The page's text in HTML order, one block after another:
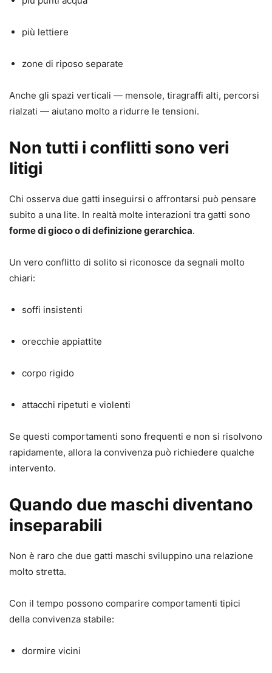
più lettiere
zone di riposo separate
Anche gli spazi verticali — mensole, tiragraffi alti, percorsi
rialzati — aiutano molto a ridurre le tensioni.
Non tutti i conflitti sono veri
litigi
Chi osserva due gatti inseguirsi o affrontarsi può pensare
subito a una lite. In realtà molte interazioni tra gatti sono
forme di gioco o di definizione gerarchica.
Un vero conflitto di solito si riconosce da segnali molto
chiari:
soffi insistenti
orecchie appiattite
corpo rigido
attacchi ripetuti e violenti
Se questi comportamenti sono frequenti e non si risolvono
rapidamente, allora la convivenza può richiedere qualche
intervento.
Quando due maschi diventano
inseparabili
Non è raro che due gatti maschi sviluppino una relazione
molto stretta.
Con il tempo possono comparire comportamenti tipici
della convivenza stabile:
dormire vicini